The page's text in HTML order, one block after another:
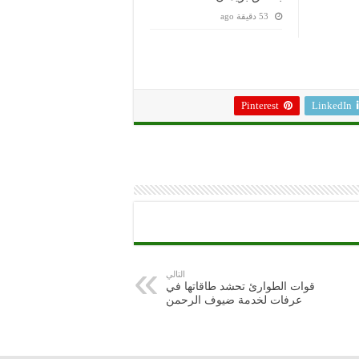
53 دقيقة ago
LinkedIn
Pinterest
التالي
قوات الطوارئ تحشد طاقاتها في
عرفات لخدمة ضيوف الرحمن